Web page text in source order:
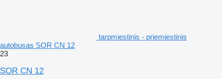
tarpmiestinis - priemiestinis
autobusas SOR CN 12
23
SOR CN 12